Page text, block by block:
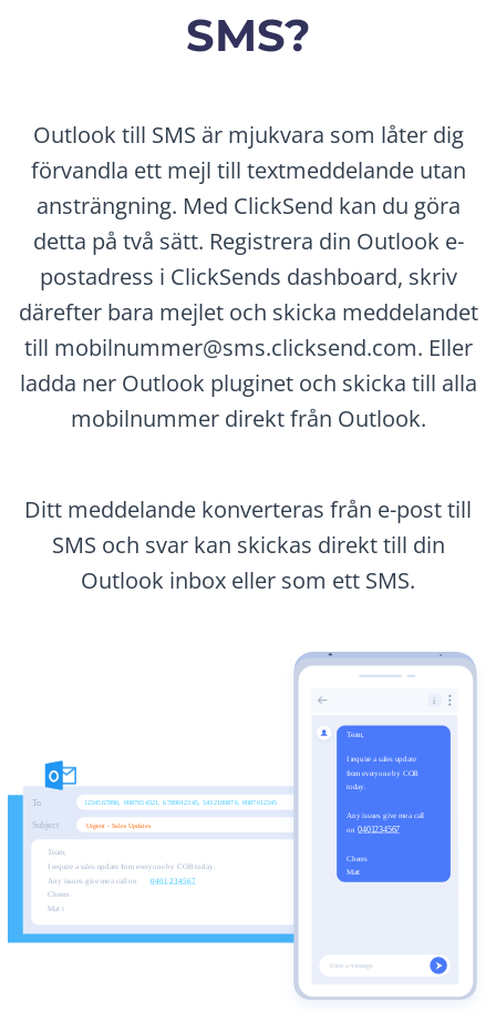
SMS?
Outlook till SMS är mjukvara som låter dig
förvandla ett mejl till textmeddelande utan
ansträngning. Med ClickSend kan du göra
detta på två sätt. Registrera din Outlook e-
postadress i ClickSends dashboard, skriv
därefter bara mejlet och skicka meddelandet
till mobilnummer@sms.clicksend.com. Eller
ladda ner Outlook pluginet och skicka till alla
mobilnummer direkt från Outlook.
Ditt meddelande konverteras från e-post till
SMS och svar kan skickas direkt till din
Outlook inbox eller som ett SMS.